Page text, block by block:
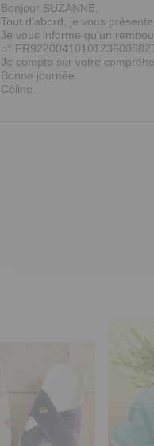
Bonjour SUZANNE,
Tout d'abord, je vous
Je vous informe qu'un
n°
Je compte sur votre
Bonne journée.
Céline.